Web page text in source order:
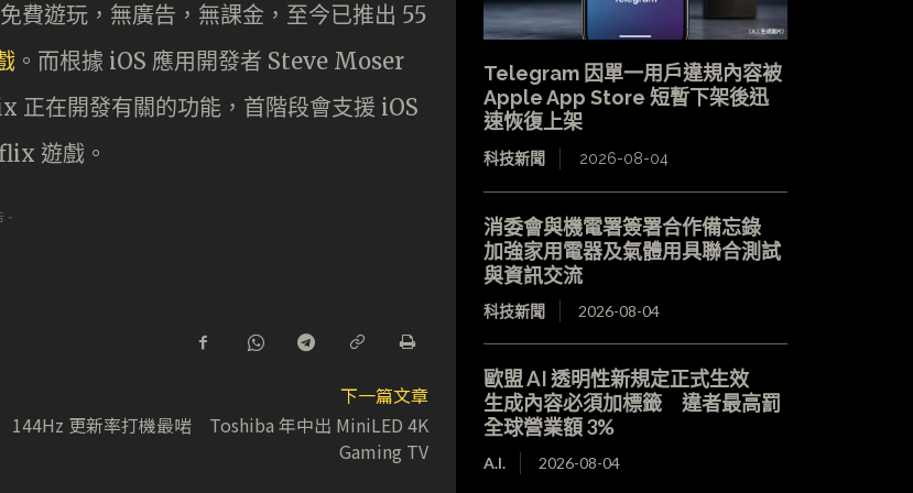
費遊玩，無廣告，無課金，至今已推出 55
。而根據 iOS 應用開發者 Steve Moser
在開發有關的功能，首階段會支援 iOS
遊戲。
-
下一篇文章
144Hz 更新率打機最啱 Toshiba 年中出 MiniLED 4K
Gaming TV
Telegram 因單一用戶違規內容被
Apple App Store 短暫下架後迅
速恢復上架
科技新聞 2026-08-04
消委會與機電署簽署合作備忘錄
加強家用電器及氣體用具聯合測試
與資訊交流
科技新聞 2026-08-04
歐盟 AI 透明性新規定正式生效
生成內容必須加標籤 違者最高罰
全球營業額 3%
A.I. 2026-08-04